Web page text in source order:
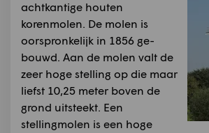
achtkantige houten
korenmolen. De molen is
oorspronkelijk in 1856 ge­
bouwd. Aan de molen valt de
zeer hoge stelling op die maar
liefst 10,25 meter boven de
grond uitsteekt. Een
stellingmolen is een hoge